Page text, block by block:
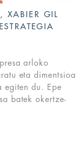
XABIER GIL
arloko
eta dimentsioa
egiten du. Epe
batek okertze-